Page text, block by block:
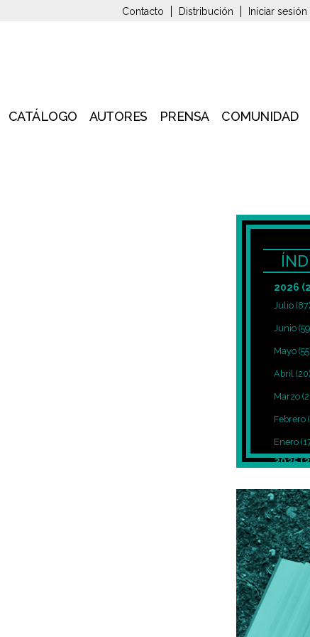
Contacto Distribución Iniciar sesión
CATÁLOGO AUTORES PRENSA COMUNIDAD
2026
Julio (87)
Junio
Mayo
Abril (20)
Marzo
Febrero
Enero
2025
Octubre
Agosto